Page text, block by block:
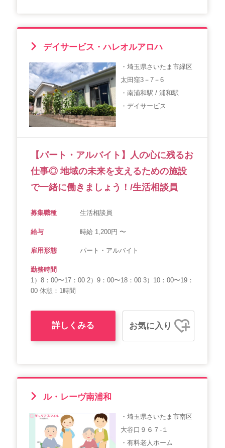
デイサービス・ハレオルアロハ
・埼玉県さいたま市緑区
太田窪3－7－6
・南浦和駅 / 浦和駅
・デイサービス
【パート・アルバイト】人の心に残るお
仕事◎ 地域の未来を支えるための施設
で一緒に働きましょう！/生活相談員
募集職種 生活相談員
給与 時給 1,200円 〜
雇用形態 パート・アルバイト
勤務時間
1）8：00〜17：00 2）9：00〜18：00 3）10：00〜19：
00 休憩：1時間
詳しくみる お気に入り
ル・レーヴ南浦和
・埼玉県さいたま市南区
大谷口９６７-１
・有料老人ホーム